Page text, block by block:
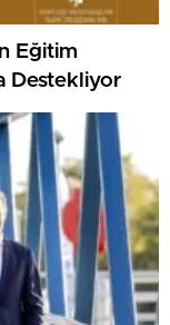
Eğitim
Destekliyor